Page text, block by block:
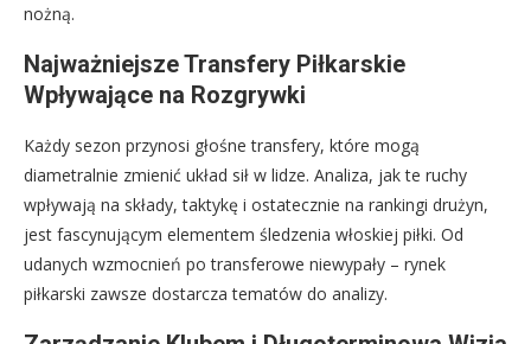
nożną.
Najważniejsze Transfery Piłkarskie
Wpływające na Rozgrywki
Każdy sezon przynosi głośne transfery, które mogą
diametralnie zmienić układ sił w lidze. Analiza, jak te ruchy
wpływają na składy, taktykę i ostatecznie na rankingi drużyn,
jest fascynującym elementem śledzenia włoskiej piłki. Od
udanych wzmocnień po transferowe niewypały – rynek
piłkarski zawsze dostarcza tematów do analizy.